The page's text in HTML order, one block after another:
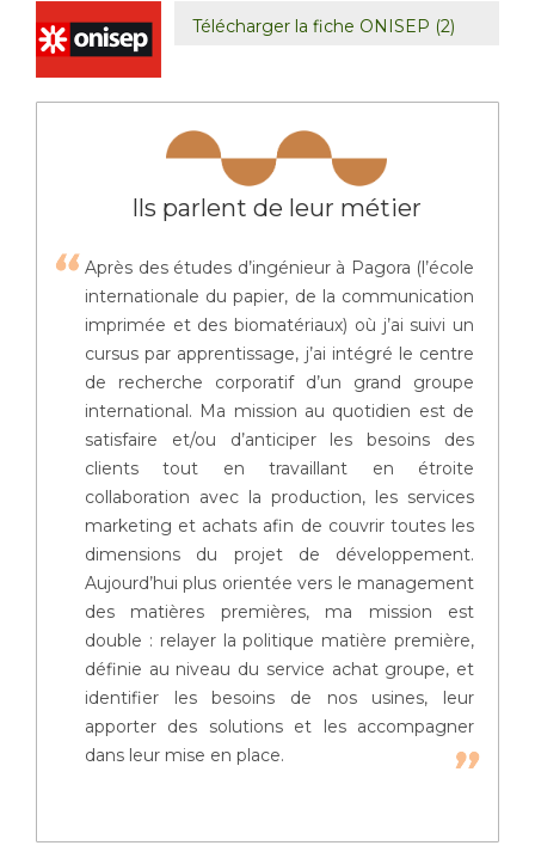
Télécharger la fiche ONISEP (2)
Ils parlent de leur métier
Après des études d’ingénieur à Pagora (l’école
internationale du papier, de la communication
imprimée et des biomatériaux) où j’ai suivi un
cursus par apprentissage, j’ai intégré le centre
de recherche corporatif d’un grand groupe
international. Ma mission au quotidien est de
satisfaire et/ou d’anticiper les besoins des
clients tout en travaillant en étroite
collaboration avec la production, les services
marketing et achats afin de couvrir toutes les
dimensions du projet de développement.
Aujourd’hui plus orientée vers le management
des matières premières, ma mission est
double : relayer la politique matière première,
définie au niveau du service achat groupe, et
identifier les besoins de nos usines, leur
apporter des solutions et les accompagner
dans leur mise en place.